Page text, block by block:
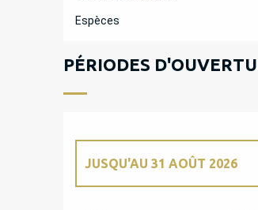
Espèces
PÉRIODES
JUSQU'AU 31 AOÛT 2026